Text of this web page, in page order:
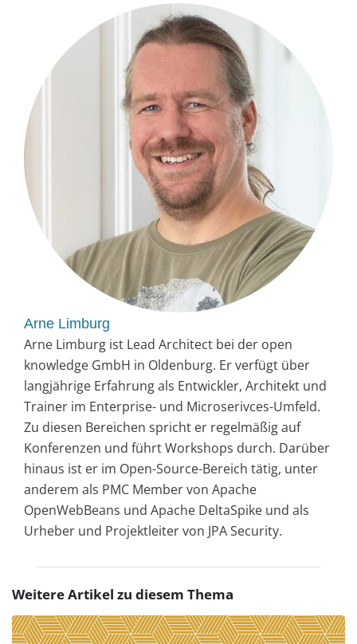
Arne Limburg
Arne Limburg ist Lead Architect bei der open
knowledge GmbH in Oldenburg. Er verfügt über
langjährige Erfahrung als Entwickler, Architekt und
Trainer im Enterprise- und Microserivces-Umfeld.
Zu diesen Bereichen spricht er regelmäßig auf
Konferenzen und führt Workshops durch. Darüber
hinaus ist er im Open-Source-Bereich tätig, unter
anderem als PMC Member von Apache
OpenWebBeans und Apache DeltaSpike und als
Urheber und Projektleiter von JPA Security.
Weitere Artikel zu diesem Thema